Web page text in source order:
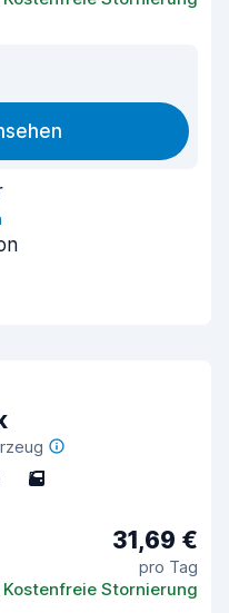
5
31,69 €
pro Tag
Kostenfreie Stornierung